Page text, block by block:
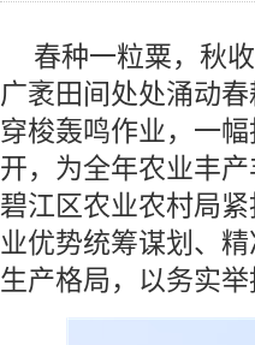
春种一粒粟，秋
广袤田间处处涌动
穿梭轰鸣作业，一
开，为全年农业丰
碧江区农业农村局
业优势统筹谋划、
生产格局，以务实